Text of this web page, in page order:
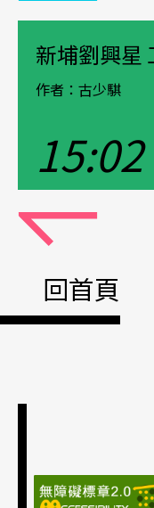
Pause
觀看影片
作者：古少騏
15:02
回首頁